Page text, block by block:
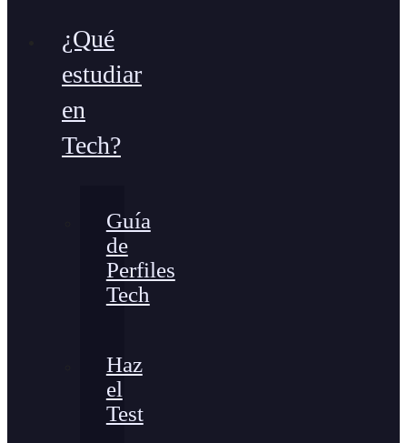
¿Qué
estudiar
en
Tech?
Guía
de
Perfiles
Tech
Haz
el
Test